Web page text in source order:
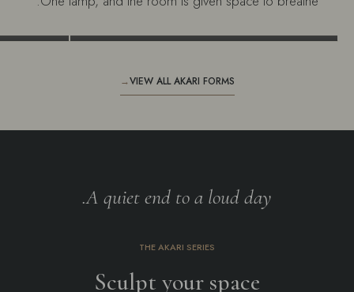
Akari Series Floor Lamp
→
VIEW ALL AKARI FORMS
→
A quiet end to a loud day.
THE AKARI SERIES
Sculpt your space